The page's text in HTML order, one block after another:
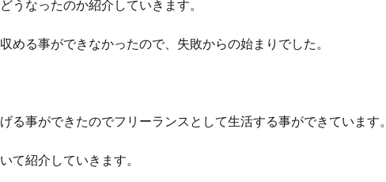
うなったのか紹介していきます。
める事ができなかったので、失敗からの始まりでした。
る事ができたのでフリーランスとして生活する事ができています。
て紹介していきます。